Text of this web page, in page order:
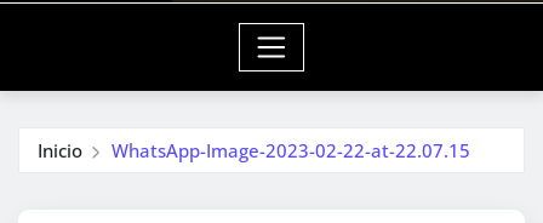
Inicio WhatsApp-Image-2023-02-22-at-22.07.15